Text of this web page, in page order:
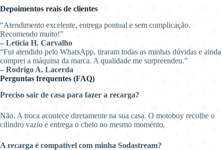
Depoimentos reais de clientes
“Atendimento excelente, entrega pontual e sem complicação.
Recomendo muito!”
– Leticia H. Carvalho
“Fui atendido pelo WhatsApp, tiraram todas as minhas dúvidas e ainda
comprei a máquina da marca. A qualidade me surpreendeu.”
– Rodrigo A. Lacerda
Perguntas frequentes (FAQ)
Preciso sair de casa para fazer a recarga?
Não. A troca acontece diretamente na sua casa. O motoboy recolhe o
cilindro vazio e entrega o cheio no mesmo momento.
A recarga é compatível com minha Sodastream?